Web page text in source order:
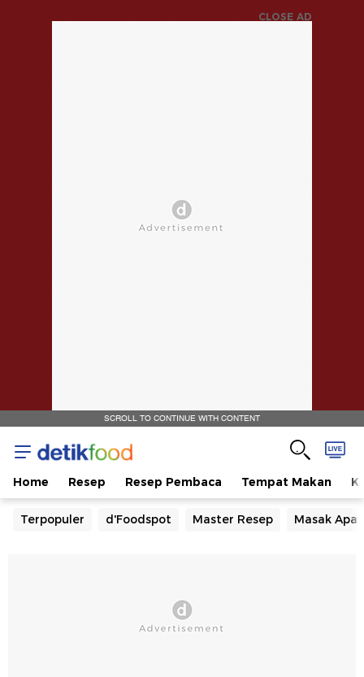
CLOSE AD
SCROLL TO CONTINUE WITH CONTENT
Home Resep Resep Pembaca Tempat Makan
Terpopuler d'Foodspot Master Resep Masak Apa